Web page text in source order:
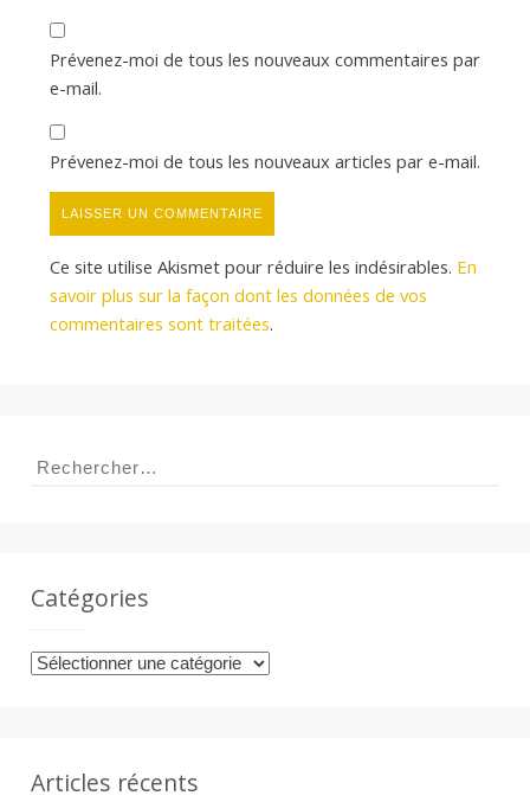
Prévenez-moi de tous les nouveaux commentaires par
e-mail.
Prévenez-moi de tous les nouveaux articles par e-mail.
Ce site utilise Akismet pour réduire les indésirables. En
savoir plus sur la façon dont les données de vos
commentaires sont traitées.
Rechercher :
Catégories
Catégories
Articles récents